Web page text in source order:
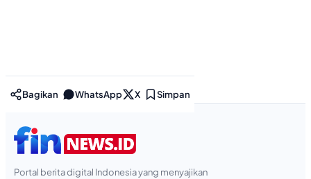
Bagikan WhatsApp X Simpan
Portal berita digital Indonesia yang menyajikan